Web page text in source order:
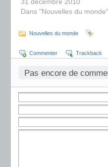
Dans "Nouvelles du monde"
Nouvelles du monde
Commenter Trackback
Pas encore de